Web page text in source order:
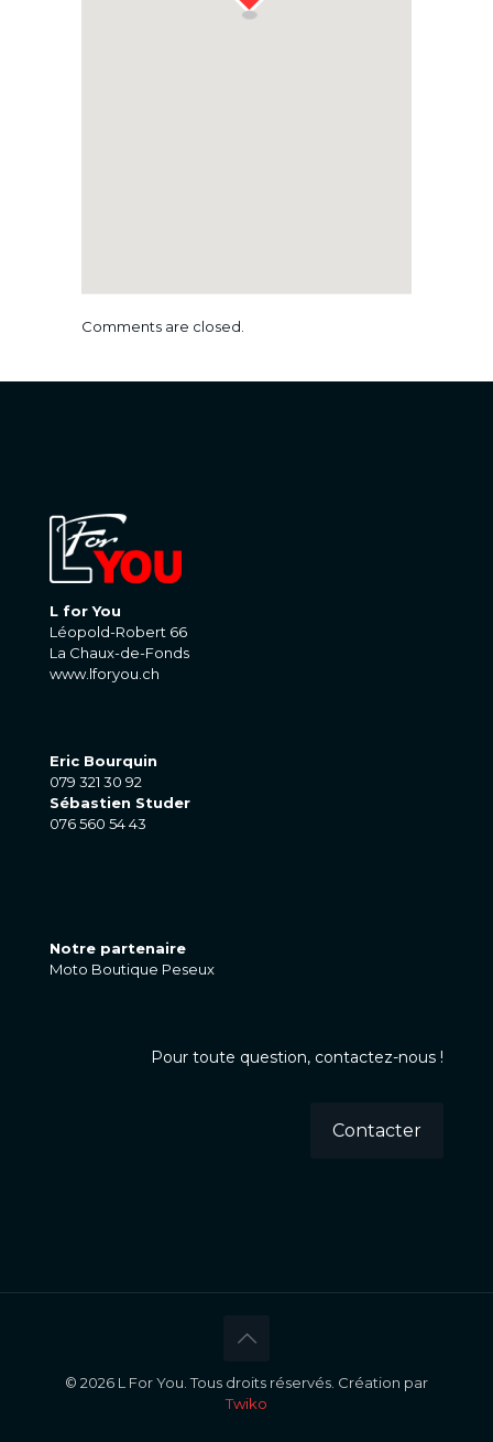
Comments are closed.
L for You
Léopold-Robert 66
La Chaux-de-Fonds
www.lforyou.ch
Eric Bourquin
079 321 30 92
Sébastien Studer
076 560 54 43
Notre partenaire
Moto Boutique Peseux
Pour toute question, contactez-nous !
Contacter
© 2026 L For You. Tous droits réservés. Création par
Twiko